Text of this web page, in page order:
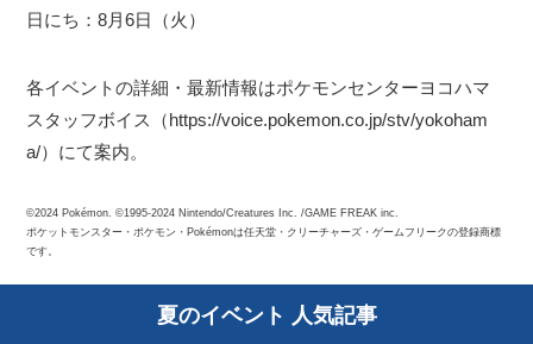
日にち：8月6日（火）
各イベントの詳細・最新情報はポケモンセンターヨコハマ
スタッフボイス（https://voice.pokemon.co.jp/stv/yokoham
a/）にて案内。
©2024 Pokémon. ©1995-2024 Nintendo/Creatures Inc. /GAME FREAK inc.
ポケットモンスター・ポケモン・Pokémonは任天堂・クリーチャーズ・ゲームフリークの登録商標
です。
夏のイベント 人気記事